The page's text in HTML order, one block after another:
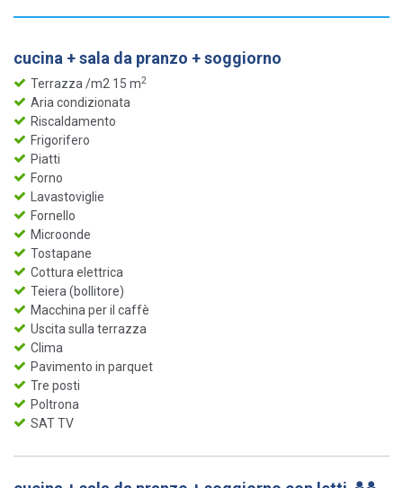
cucina + sala da pranzo + soggiorno
Terrazza /m2 15 m2
Aria condizionata
Riscaldamento
Frigorifero
Piatti
Forno
Lavastoviglie
Fornello
Microonde
Tostapane
Cottura elettrica
Teiera (bollitore)
Macchina per il caffè
Uscita sulla terrazza
Clima
Pavimento in parquet
Tre posti
Poltrona
SAT TV